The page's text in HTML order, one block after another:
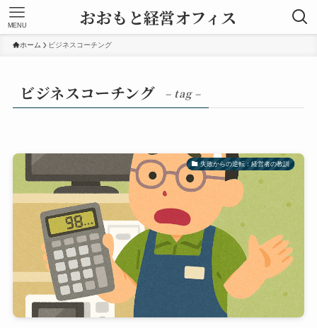
おおもと経営オフィス
MENU
ホーム ビジネスコーチング
ビジネスコーチング – tag –
失敗からの逆転：経営者の教訓